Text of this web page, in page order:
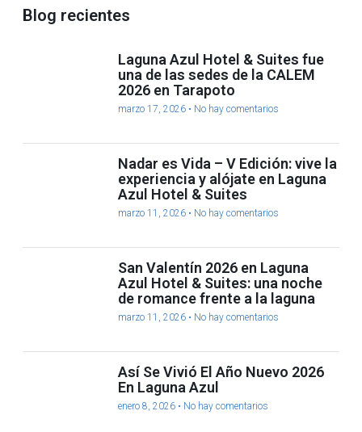
Blog recientes
Laguna Azul Hotel & Suites fue
una de las sedes de la CALEM
2026 en Tarapoto
marzo 17, 2026 No hay comentarios
Nadar es Vida – V Edición: vive la
experiencia y alójate en Laguna
Azul Hotel & Suites
marzo 11, 2026 No hay comentarios
San Valentín 2026 en Laguna
Azul Hotel & Suites: una noche
de romance frente a la laguna
marzo 11, 2026 No hay comentarios
Así Se Vivió El Año Nuevo 2026
En Laguna Azul
enero 8, 2026 No hay comentarios